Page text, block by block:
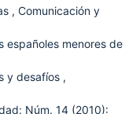
, Comunicación y
españoles menores de
y desafíos ,
Núm. 14 (2010):